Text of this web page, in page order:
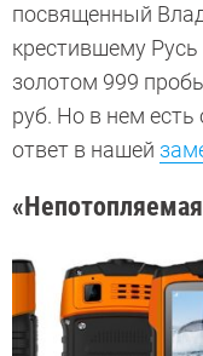
посвященный
крестившему
золотом 999
руб. Но в нем
ответ в нашей